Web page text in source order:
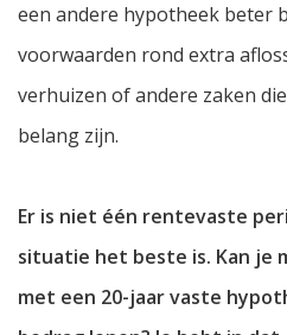
een andere hypotheek beter
voorwaarden rond extra
verhuizen of andere zaken
belang zijn.
Er is niet één rentevaste
situatie het beste is. Kan je
met een 20-jaar vaste